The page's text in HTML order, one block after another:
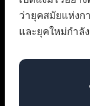
ว่ายุคสมัยแห่งก
และยุคใหม่กำลั